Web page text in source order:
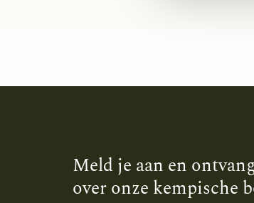
Meld je aan en
over onze kempische